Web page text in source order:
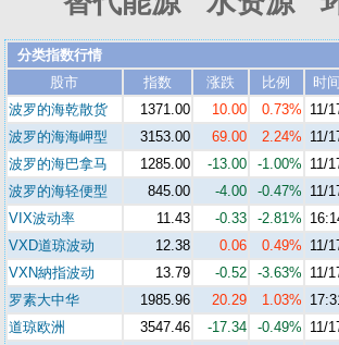
分类指数行情
股市
指数 涨跌 比例
时间
波罗的海乾散货
1371.00 10.00 0.73% 11/
波罗的海海岬型
3153.00 69.00 2.24% 11/
波罗的海巴拿马
1285.00 -13.00 -1.00% 11/
波罗的海轻便型
845.00 -4.00 -0.47% 11/
VIX波动率
11.43 -0.33 -2.81%
VXD道琼波动
12.38 0.06 0.49% 11/
VXN納指波动
13.79 -0.52 -3.63% 11/
罗素大中华
1985.96 20.29 1.03%
道琼欧洲
3547.46 -17.34 -0.49% 11/